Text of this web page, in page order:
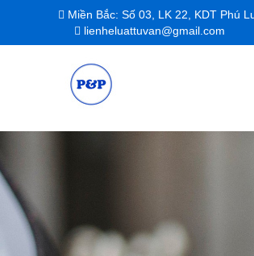
Miền Bắc: Số 03, LK 22, KDT Phú Lương, Kiến Hưng, TP. Hà Nội /
lienheluattuvan@gmail.com